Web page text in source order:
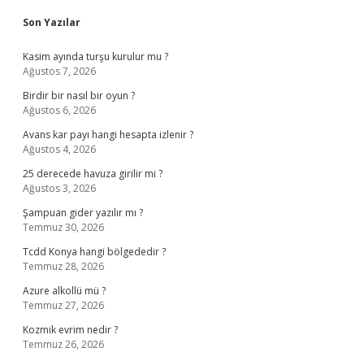
Son Yazılar
Kasim ayında turşu kurulur mu ?
Ağustos 7, 2026
Birdir bir nasıl bir oyun ?
Ağustos 6, 2026
Avans kar payı hangi hesapta izlenir ?
Ağustos 4, 2026
25 derecede havuza girilir mi ?
Ağustos 3, 2026
Şampuan gider yazılır mı ?
Temmuz 30, 2026
Tcdd Konya hangi bölgededir ?
Temmuz 28, 2026
Azure alkollü mü ?
Temmuz 27, 2026
Kozmik evrim nedir ?
Temmuz 26, 2026